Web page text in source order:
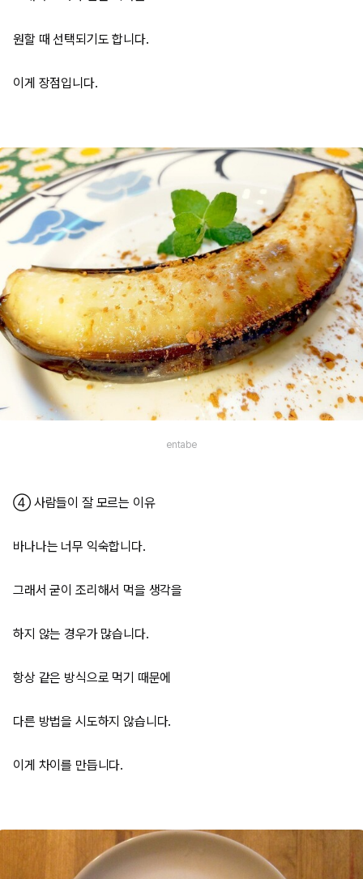
원할 때 선택되기도 합니다.
이게 장점입니다.
entabe
④ 사람들이 잘 모르는 이유
바나나는 너무 익숙합니다.
그래서 굳이 조리해서 먹을 생각을
하지 않는 경우가 많습니다.
항상 같은 방식으로 먹기 때문에
다른 방법을 시도하지 않습니다.
이게 차이를 만듭니다.